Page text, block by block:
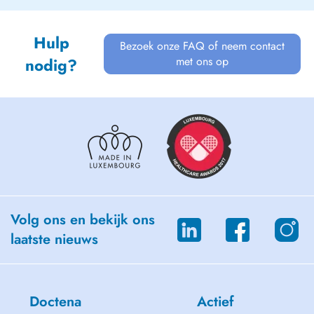
Hulp
nodig?
Bezoek onze FAQ of neem contact
met ons op
Volg ons en bekijk ons
laatste nieuws
Doctena Actief